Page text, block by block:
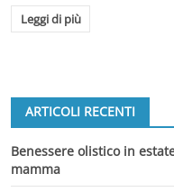
Leggi di più
ARTICOLI RECENTI
Benessere olistico in
mamma